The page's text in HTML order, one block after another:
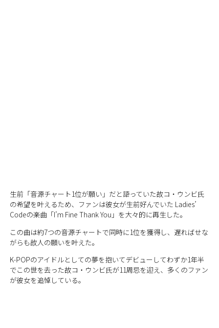
生前「音源チャート1位が願い」だと語っていた故コ・ウンビ氏
の希望を叶えるため、ファンは彼女が生前好んでいた Ladies’
Codeの楽曲「I’m Fine Thank You」を大々的に再生した。
この曲は約7つの音源チャートで同時に1位を獲得し、遅ればせな
がらも故人の願いを叶えた。
K-POPのアイドルとしての夢を抱いてデビューしてわずか1年半
でこの世を去った故コ・ウンビ氏が11周忌を迎え、多くのファン
が彼女を追悼している。